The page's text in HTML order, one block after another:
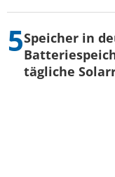
Speicher in
tägliche